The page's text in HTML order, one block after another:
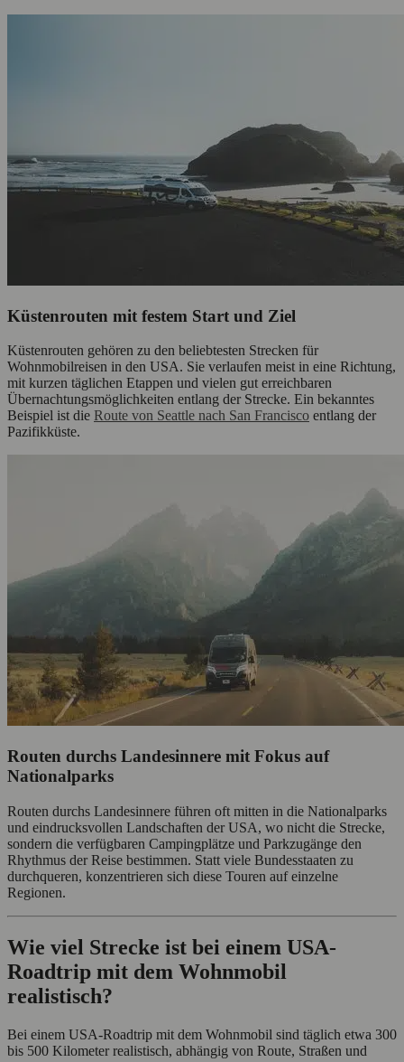
Küstenrouten mit festem Start und Ziel
Küstenrouten gehören zu den beliebtesten Strecken für
Wohnmobilreisen in den USA. Sie verlaufen meist in eine Richtung,
mit kurzen täglichen Etappen und vielen gut erreichbaren
Übernachtungsmöglichkeiten entlang der Strecke. Ein bekanntes
Beispiel ist die Route von Seattle nach San Francisco entlang der
Pazifikküste.
Routen durchs Landesinnere mit Fokus auf
Nationalparks
Routen durchs Landesinnere führen oft mitten in die Nationalparks
und eindrucksvollen Landschaften der USA, wo nicht die Strecke,
sondern die verfügbaren Campingplätze und Parkzugänge den
Rhythmus der Reise bestimmen. Statt viele Bundesstaaten zu
durchqueren, konzentrieren sich diese Touren auf einzelne
Regionen.
Wie viel Strecke ist bei einem USA-
Roadtrip mit dem Wohnmobil
realistisch?
Bei einem USA-Roadtrip mit dem Wohnmobil sind täglich etwa 300
bis 500 Kilometer realistisch, abhängig von Route, Straßen und